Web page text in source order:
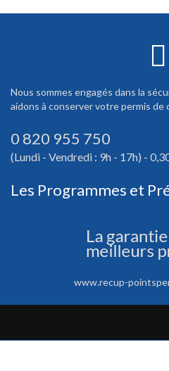
Nous sommes engagés dans la
aidons à conserver votre permis de
0 820 955 750
(Lundi - Vendredi : 9h - 17h) -
Les Programmes et
www.recup-